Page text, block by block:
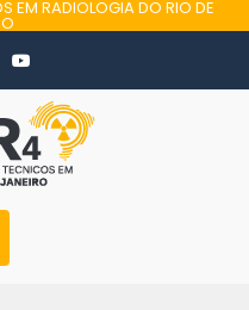
EM RADIOLOGIA DO RIO DE